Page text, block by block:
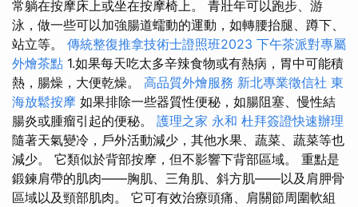
常躺在按摩床上或坐在按摩椅上。 青壯年可以跑步、游
泳，做一些可以加強腸道蠕動的運動，如轉腰抬腿、蹲下、
站立等。 傳統整復推拿技術士證照班2023 下午茶派對專屬
外燴茶點 1.如果每天吃太多辛辣食物或有熱病，胃中可能積
熱，腸燥，大便乾燥。 高品質外燴服務 新北專業徵信社 東
海放鬆按摩 如果排除一些器質性便秘，如腸阻塞、慢性結
腸炎或腫瘤引起的便秘。 護理之家 永和 杜拜簽證快速辦理
隨著天氣變冷，戶外活動減少，其他水果、蔬菜、蔬菜等也
減少。 它類似於背部按摩，但不影響下背部區域。 重點是
鍛鍊肩帶的肌肉——胸肌、三角肌、斜方肌——以及肩胛骨
區域以及頸部肌肉。 它可有效治療頭痛、肩關節周圍軟組